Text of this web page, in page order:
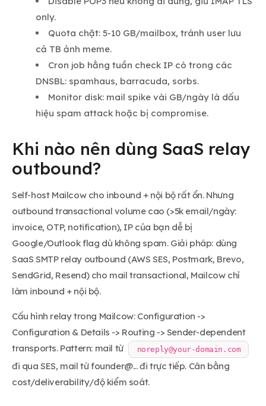
only.
Quota chặt: 5-10 GB/mailbox, tránh user lưu
cả TB ảnh meme.
Cron job hằng tuần check IP có trong các
DNSBL: spamhaus, barracuda, sorbs.
Monitor disk: mail spike vài GB/ngày là dấu
hiệu spam attack hoặc bị compromise.
Khi nào nên dùng SaaS relay
outbound?
Self-host Mailcow cho inbound + nội bộ rất ổn. Nhưng
outbound transactional volume cao (>5k email/ngày:
invoice, OTP, notification), IP của bạn dễ bị
Google/Outlook flag dù không spam. Giải pháp: dùng
SaaS SMTP relay outbound (AWS SES, Postmark, Brevo,
SendGrid, Resend) cho mail transactional, Mailcow chỉ
làm inbound + nội bộ.
Cấu hình relay trong Mailcow: Configuration ->
Configuration & Details -> Routing -> Sender-dependent
transports. Pattern: mail từ
noreply@your-domain.com
đi qua SES, mail từ founder@... đi trực tiếp. Cân bằng
cost/deliverability/độ kiểm soát.